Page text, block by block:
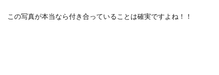
この写真が本当なら付き合っていることは確実ですよね！！